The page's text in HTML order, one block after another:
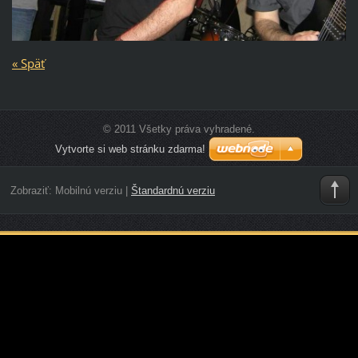
« Späť
© 2011 Všetky práva vyhradené.
Vytvorte si web stránku zdarma!
Zobraziť: Mobilnú verziu| Štandardnú verziu